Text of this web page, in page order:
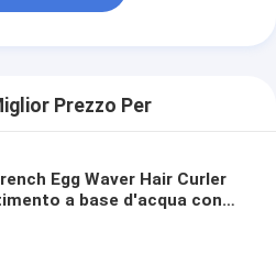
Prezzo Per
Egg Waver Hair Curler
a base d'acqua con